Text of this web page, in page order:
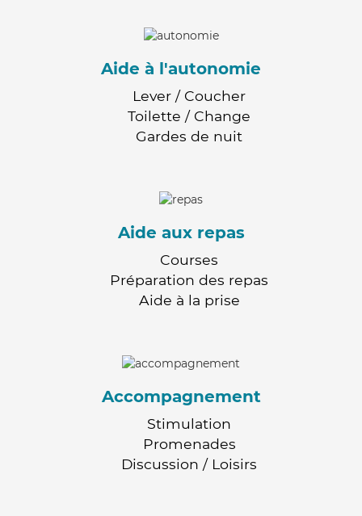
Aide à l'autonomie
Lever / Coucher
Toilette / Change
Gardes de nuit
Aide aux repas
Courses
Préparation des repas
Aide à la prise
Accompagnement
Stimulation
Promenades
Discussion / Loisirs